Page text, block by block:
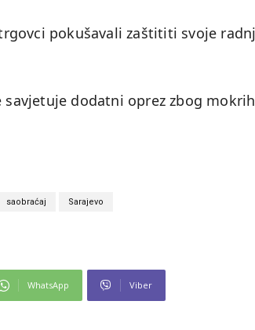
pokušavali zaštititi svoje
savjetuje dodatni oprez zbog
saobraćaj Sarajevo
WhatsApp Viber